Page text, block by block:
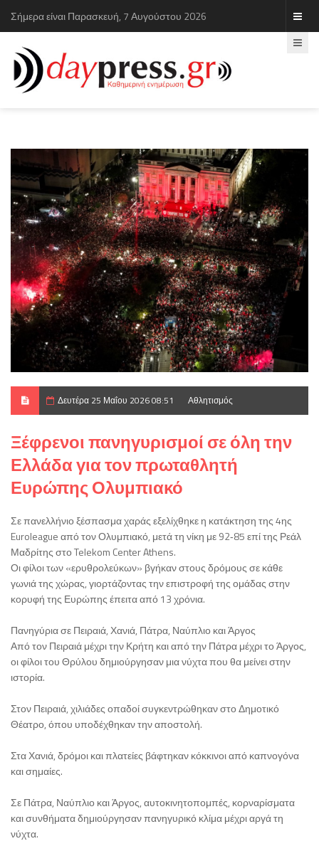
Σήμερα είναι Παρασκευή, 7 Αυγούστου 2026
Δευτέρα 25 Μαΐου 2026 08:51 Αθλητισμός
Ξέφρενοι πανηγυρισμοί σε όλη την
Ελλάδα για τον πρωταθλητή
Ευρώπης Ολυμπιακό
Σε πανελλήνιο ξέσπασμα χαράς εξελίχθηκε η κατάκτηση της 4ης
Euroleague από τον Ολυμπιακό, μετά τη νίκη με 92‑85 επί της Ρεάλ
Μαδρίτης στο Telekom Center Athens.
Οι φίλοι των «ερυθρολεύκων» βγήκαν στους δρόμους σε κάθε
γωνιά της χώρας, γιορτάζοντας την επιστροφή της ομάδας στην
κορυφή της Ευρώπης έπειτα από 13 χρόνια.
Πανηγύρια σε Πειραιά, Χανιά, Πάτρα, Ναύπλιο και Άργος
Από τον Πειραιά μέχρι την Κρήτη και από την Πάτρα μέχρι το Άργος,
οι φίλοι του Θρύλου δημιούργησαν μια νύχτα που θα μείνει στην
ιστορία.
Στον Πειραιά, χιλιάδες οπαδοί συγκεντρώθηκαν στο Δημοτικό
Θέατρο, όπου υποδέχθηκαν την αποστολή.
Στα Χανιά, δρόμοι και πλατείες βάφτηκαν κόκκινοι από καπνογόνα
και σημαίες.
Σε Πάτρα, Ναύπλιο και Άργος, αυτοκινητοπομπές, κορναρίσματα
και συνθήματα δημιούργησαν πανηγυρικό κλίμα μέχρι αργά τη
νύχτα.